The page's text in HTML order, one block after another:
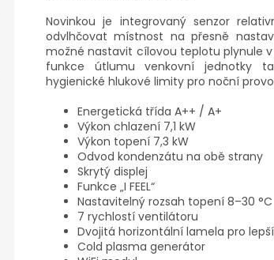
Novinkou je integrovaný senzor
odvlhčovat místnost na přesně
možné nastavit cílovou teplotu plynule
funkce útlumu venkovní jednotky
hygienické hlukové limity pro noční
Energetická třída A++ / A+
Výkon chlazení 7,1 kW
Výkon topení 7,3 kW
Odvod kondenzátu na obě strany
Skrytý displej
Funkce „I FEEL“
Nastavitelný rozsah topení 8–30 °C
7 rychlostí ventilátoru
Dvojitá horizontální lamela pro
Cold plasma generátor